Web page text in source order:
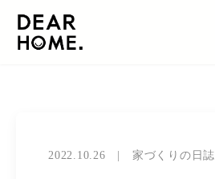
2022.10.26 家づくりの日誌